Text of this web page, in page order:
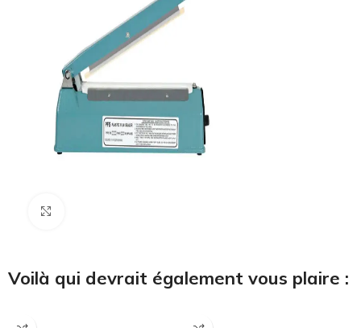
Voilà qui devrait également vous plaire :